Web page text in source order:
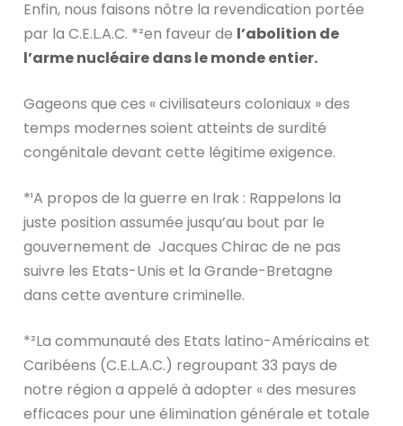
Enfin, nous faisons nôtre la revendication portée
par la C.E.L.A.C. *²en faveur de l’abolition de
l’arme nucléaire dans le monde entier.
Gageons que ces « civilisateurs coloniaux » des
temps modernes soient atteints de surdité
congénitale devant cette légitime exigence.
*¹A propos de la guerre en Irak : Rappelons la
juste position assumée jusqu’au bout par le
gouvernement de Jacques Chirac de ne pas
suivre les Etats-Unis et la Grande-Bretagne
dans cette aventure criminelle.
*²La communauté des Etats latino-Américains et
Caribéens (C.E.L.A.C.) regroupant 33 pays de
notre région a appelé à adopter « des mesures
efficaces pour une élimination générale et totale